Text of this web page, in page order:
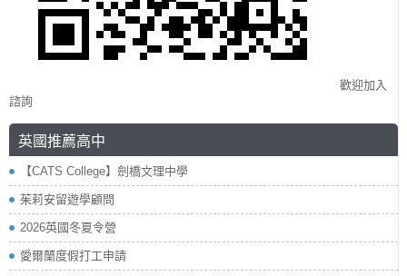
歡迎加入
諮詢
英國推薦高中
【CATS College】劍橋文理中學
茱莉安留遊學顧問
2026英國冬夏令營
愛爾蘭度假打工申請